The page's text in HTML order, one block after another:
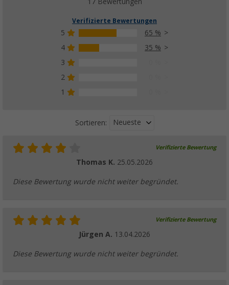
17 Bewertungen
Verifizierte Bewertungen
5
65 %
4
35 %
3
2
1
Sortieren: Neueste
Verifizierte Bewertung
Thomas K. 25.05.2026
Diese Bewertung wurde nicht weiter begründet.
Verifizierte Bewertung
Jürgen A. 13.04.2026
Diese Bewertung wurde nicht weiter begründet.